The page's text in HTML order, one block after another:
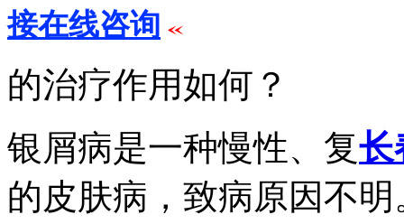
接在线咨询
的治疗作用如何？
银屑病是一种慢性、复长
的皮肤病，致病原因不